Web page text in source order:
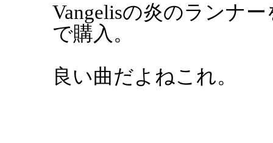
Vangelisの炎のランナ
で購入。
良い曲だよねこれ。